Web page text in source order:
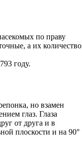
по праву
а их количество
году.
но взамен
глаз. Глаза
от друга и в
плоскости и на 90°